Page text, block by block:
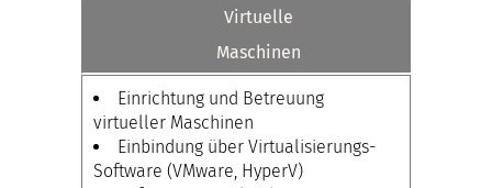
Virtuelle
Maschinen
Einrichtung und Betreuung
virtueller Maschinen
Einbindung über Virtualisierungs-
Software (VMware, HyperV)